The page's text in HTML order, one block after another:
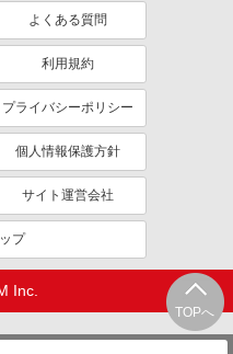
TOPへ
よくある質問
利用規約
プライバシーポリシー
個人情報保護方針
サイト運営会社
プ
Inc.